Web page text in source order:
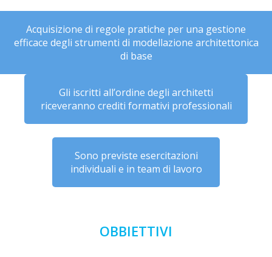
Acquisizione di regole pratiche per una gestione
efficace degli strumenti di modellazione architettonica
di base
Gli iscritti all’ordine degli architetti
riceveranno crediti formativi professionali
Sono previste esercitazioni
individuali e in team di lavoro
OBBIETTIVI